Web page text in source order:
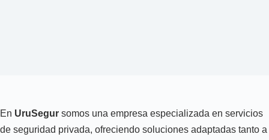
En UruSegur somos una empresa especializada en servicios
de seguridad privada, ofreciendo soluciones adaptadas tanto a